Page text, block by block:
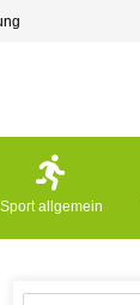
Sport allgemein